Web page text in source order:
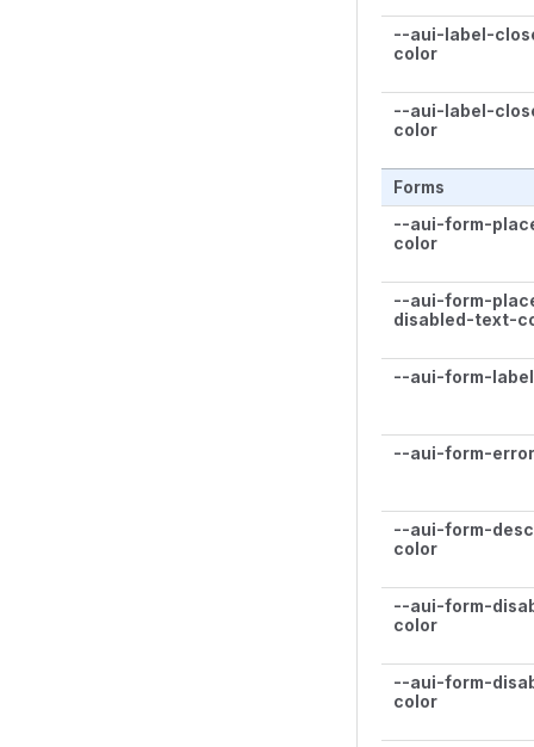
--aui-label-
color
--aui-label-
color
Forms
--aui-form-
color
--aui-form-
disabled-text-
--aui-form-
--aui-form-
--aui-form-
color
--aui-form-
color
--aui-form-
color